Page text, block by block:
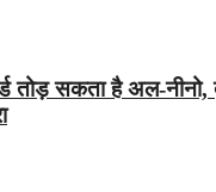
तोड़ सकता है अल-नीनो,